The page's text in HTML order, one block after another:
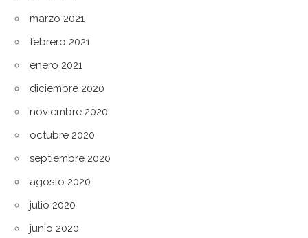
marzo 2021
febrero 2021
enero 2021
diciembre 2020
noviembre 2020
octubre 2020
septiembre 2020
agosto 2020
julio 2020
junio 2020